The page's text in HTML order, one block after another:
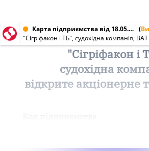
Карта підприємства від 18.05.2002 № 20702253 (
"Сігріфакон і ТБ", судохідна компанія, ВАТ
"Сігріфакон і
судохідна
відкрите акціонерне